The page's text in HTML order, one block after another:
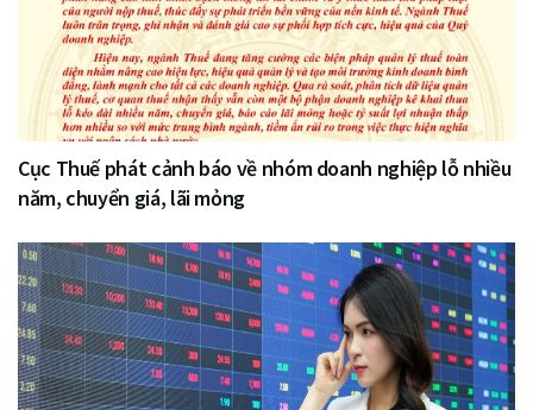
Cục Thuế phát cảnh báo về nhóm doanh nghiệp lỗ nhiều
năm, chuyển giá, lãi mỏng